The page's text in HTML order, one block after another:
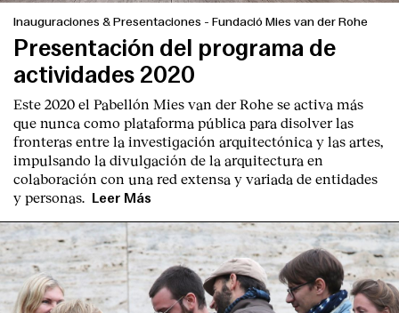
Index
Inauguraciones & Presentaciones - Fundació Mies van der Rohe
Presentación del programa de
actividades 2020
Este 2020 el Pabellón Mies van der Rohe se activa más
que nunca como plataforma pública para disolver las
fronteras entre la investigación arquitectónica y las artes,
impulsando la divulgación de la arquitectura en
colaboración con una red extensa y variada de entidades
y personas.
Leer Más